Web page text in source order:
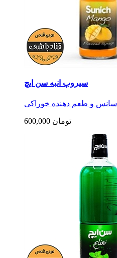
سیروپ انبه سن ایچ
اسانس و طعم دهنده خوراکی
600,000 تومان